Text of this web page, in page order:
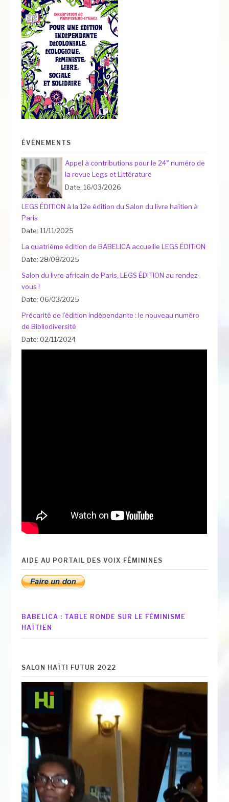
ÉVÉNEMENTS
Appel à contributions pour le 24° numéro de
la revue Legs et Littérature
Date: 16/03/2026
LEGS ÉDITION à la 12e édition du Salon du livre haïtien à
Paris
Date: 11/11/2025
La quatrième édition de BABELICA accueille LEGS ÉDITION
Date: 28/08/2025
Salon du livre africain de Paris, LEGS ÉDITION au rendez-
vous !
Date: 06/03/2025
Précarité de l’édition indépendante : le nouveau numéro
de Bibliodiversité
Date: 02/11/2024
AIDE AU PORTAIL DES VOIX FÉMININES
BABELICA : TABLE RONDE SUR LE FÉMINISME
HAÏTIEN
SALON HAÏTI FUTUR 2022